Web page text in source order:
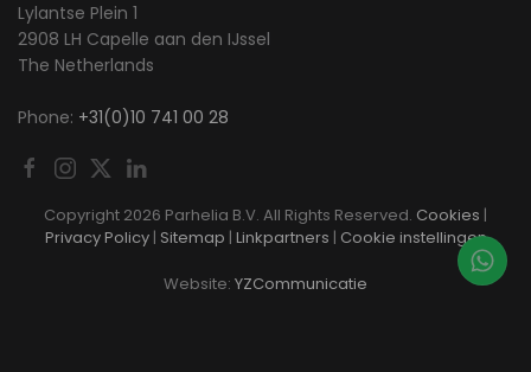
Lylantse Plein 1
2908 LH Capelle aan den IJssel
The Netherlands
Phone: +31(0)10 741 00 28
Copyright 2026 Parhelia B.V. All Rights Reserved. Cookies |
Privacy Policy| Sitemap | Linkpartners | Cookie instellingen
Website: YZCommunicatie